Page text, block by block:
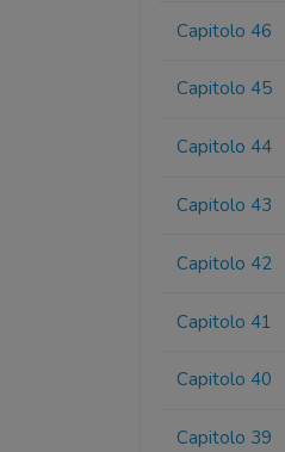
Capitolo 46
Capitolo 45
Capitolo 44
Capitolo 43
Capitolo 42
Capitolo 41
Capitolo 40
Capitolo 39